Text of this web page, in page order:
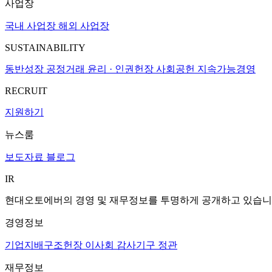
사업장
국내 사업장 해외 사업장
SUSTAINABILITY
동반성장 공정거래 윤리 · 인권헌장 사회공헌 지속가능경영
RECRUIT
지원하기
뉴스룸
보도자료 블로그
IR
현대오토에버의 경영 및 재무정보를 투명하게 공개하고 있습
경영정보
기업지배구조헌장 이사회 감사기구 정관
재무정보